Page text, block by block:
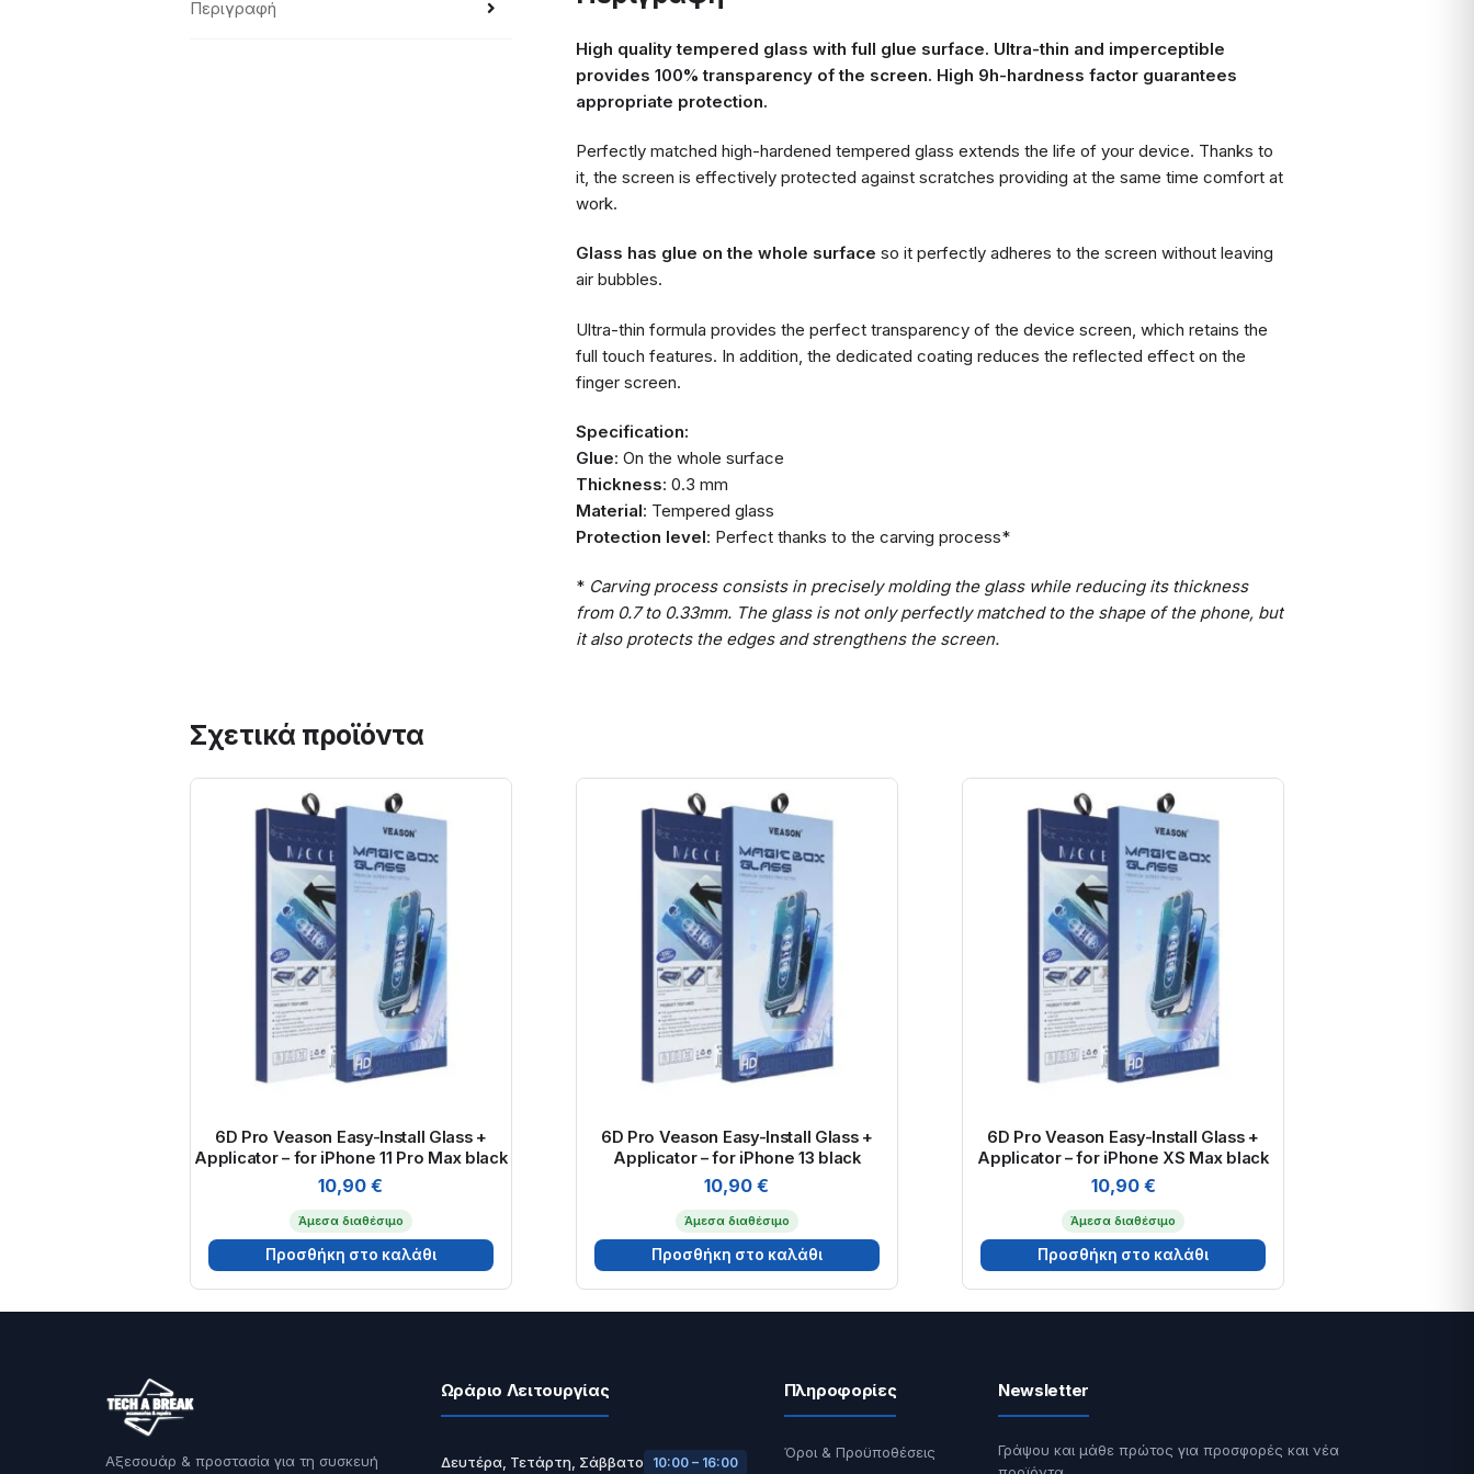
Περιγραφή
High quality tempered glass with full glue surface. Ultra-thin and imperceptible
provides 100% transparency of the screen. High 9h-hardness factor guarantees
appropriate protection.
Perfectly matched high-hardened tempered glass extends the life of your device. Thanks to
it, the screen is effectively protected against scratches providing at the same time comfort at
work.
Glass has glue on the whole surface so it perfectly adheres to the screen without leaving
air bubbles.
Ultra-thin formula provides the perfect transparency of the device screen, which retains the
full touch features. In addition, the dedicated coating reduces the reflected effect on the
finger screen.
Specification:
Glue: On the whole surface
Thickness: 0.3 mm
Material: Tempered glass
Protection level: Perfect thanks to the carving process*
* Carving process consists in precisely molding the glass while reducing its thickness
from 0.7 to 0.33mm. The glass is not only perfectly matched to the shape of the phone, but
it also protects the edges and strengthens the screen.
Σχετικά προϊόντα
6D Pro Veason Easy-Install Glass +
Applicator – for iPhone 11 Pro Max black
10,90€
Άμεσα διαθέσιμο
Προσθήκη στο καλάθι
6D Pro Veason Easy-Install Glass +
Applicator – for iPhone 13 black
10,90€
Άμεσα διαθέσιμο
Προσθήκη στο καλάθι
6D Pro Veason Easy-Install Glass +
Applicator – for iPhone XS Max black
10,90 €
Άμεσα διαθέσιμο
Προσθήκη στο καλάθι
Αξεσουάρ & προστασία για τη συσκευή
Ωράριο Λειτουργίας
Δευτέρα, Τετάρτη, Σάββατο 10:00 – 16:00
Πληροφορίες
Όροι & Προϋποθέσεις
Newsletter
Γράψου και μάθε πρώτος για προσφορές και νέα